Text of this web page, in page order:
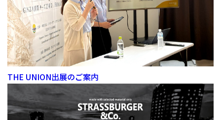
THE UNION出展のご案内